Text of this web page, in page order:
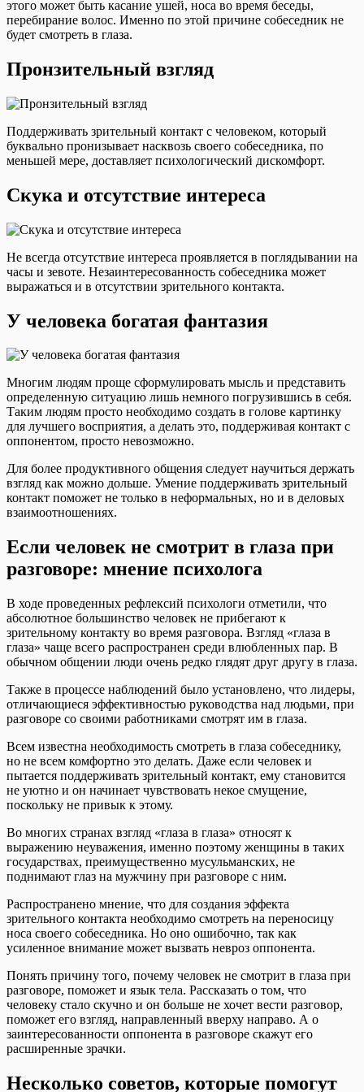
этого может быть касание ушей, носа во время беседы,
перебирание волос. Именно по этой причине собеседник не
будет смотреть в глаза.
Пронзительный взгляд
Поддерживать зрительный контакт с человеком, который
буквально пронизывает насквозь своего собеседника, по
меньшей мере, доставляет психологический дискомфорт.
Скука и отсутствие интереса
Не всегда отсутствие интереса проявляется в поглядывании на
часы и зевоте. Незаинтересованность собеседника может
выражаться и в отсутствии зрительного контакта.
У человека богатая фантазия
Многим людям проще сформулировать мысль и представить
определенную ситуацию лишь немного погрузившись в себя.
Таким людям просто необходимо создать в голове картинку
для лучшего восприятия, а делать это, поддерживая контакт с
оппонентом, просто невозможно.
Для более продуктивного общения следует научиться держать
взгляд как можно дольше. Умение поддерживать зрительный
контакт поможет не только в неформальных, но и в деловых
взаимоотношениях.
Если человек не смотрит в глаза при
разговоре: мнение психолога
В ходе проведенных рефлексий психологи отметили, что
абсолютное большинство человек не прибегают к
зрительному контакту во время разговора. Взгляд «глаза в
глаза» чаще всего распространен среди влюбленных пар. В
обычном общении люди очень редко глядят друг другу в глаза.
Также в процессе наблюдений было установлено, что лидеры,
отличающиеся эффективностью руководства над людьми, при
разговоре со своими работниками смотрят им в глаза.
Всем известна необходимость смотреть в глаза собеседнику,
но не всем комфортно это делать. Даже если человек и
пытается поддерживать зрительный контакт, ему становится
не уютно и он начинает чувствовать некое смущение,
поскольку не привык к этому.
Во многих странах взгляд «глаза в глаза» относят к
выражению неуважения, именно поэтому женщины в таких
государствах, преимущественно мусульманских, не
поднимают глаз на мужчину при разговоре с ним.
Распространено мнение, что для создания эффекта
зрительного контакта необходимо смотреть на переносицу
носа своего собеседника. Но оно ошибочно, так как
усиленное внимание может вызвать невроз оппонента.
Понять причину того, почему человек не смотрит в глаза при
разговоре, поможет и язык тела. Рассказать о том, что
человеку стало скучно и он больше не хочет вести разговор,
поможет его взгляд, направленный вверху направо. А о
заинтересованности оппонента в разговоре скажут его
расширенные зрачки.
Несколько советов, которые помогут